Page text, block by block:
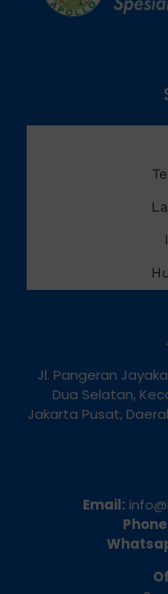
Jl. Pangeran
Dua Selatan,
Email: